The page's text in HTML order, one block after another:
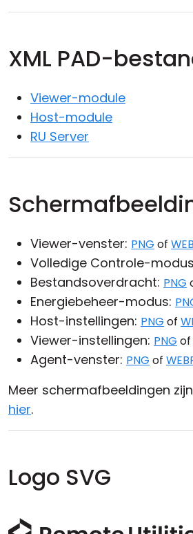
XML PAD-
Viewer-module
Host-module
RU Server
Viewer-venster: PNG of
Volledige Controle-
Bestandsoverdracht: PNG
Energiebeheer-modus:
Host-instellingen: PNG of
Viewer-instellingen: PNG of
Agent-venster: PNG of
Meer schermafbeeldingen
hier.
Logo SVG
Cloud & On-Premise